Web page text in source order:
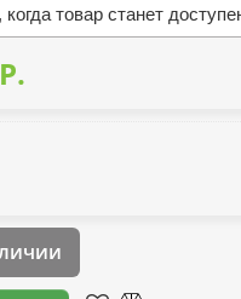
товар станет